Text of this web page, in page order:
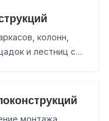
колонн,
и лестниц с
монтажа